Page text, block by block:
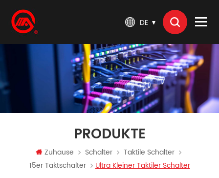
DE
PRODUKTE
Zuhause Schalter
Taktile Schalter
15er Taktschalter
Ultra Kleiner Taktiler Schalter